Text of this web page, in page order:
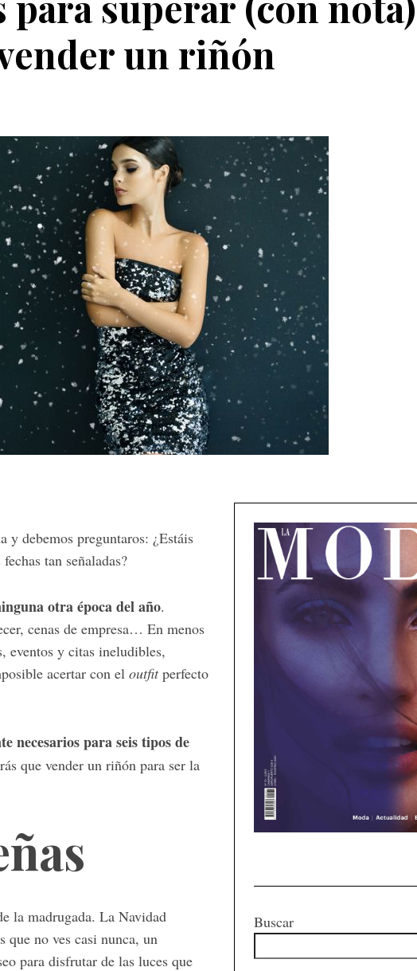
un riñón
y debemos preguntaros: ¿Estáis
tan señaladas?
otra época del año.
cenas de empresa… En menos
eventos y citas ineludibles,
acertar con el outfitperfecto
necesarios para seis tipos de
que vender un riñón para ser la
la madrugada. La Navidad
que no ves casi nunca, un
para disfrutar de las luces que
Buscar